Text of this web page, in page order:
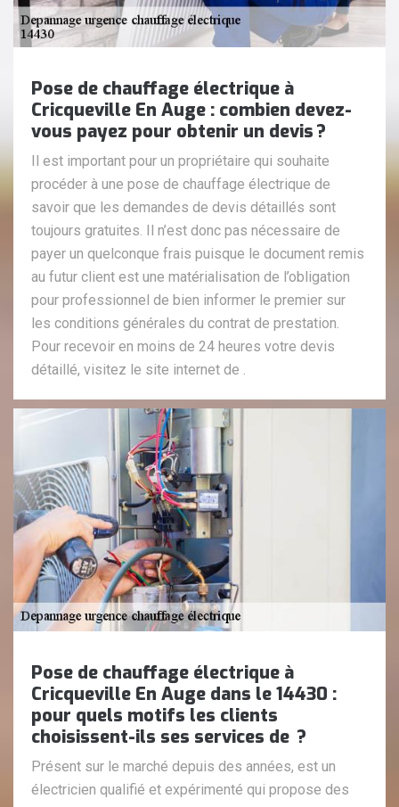
Pose de chauffage électrique à
Cricqueville En Auge : combien devez-
vous payez pour obtenir un devis ?
Il est important pour un propriétaire qui souhaite
procéder à une pose de chauffage électrique de
savoir que les demandes de devis détaillés sont
toujours gratuites. Il n’est donc pas nécessaire de
payer un quelconque frais puisque le document remis
au futur client est une matérialisation de l’obligation
pour professionnel de bien informer le premier sur
les conditions générales du contrat de prestation.
Pour recevoir en moins de 24 heures votre devis
détaillé, visitez le site internet de .
Pose de chauffage électrique à
Cricqueville En Auge dans le 14430 :
pour quels motifs les clients
choisissent-ils ses services de ?
Présent sur le marché depuis des années, est un
électricien qualifié et expérimenté qui propose des